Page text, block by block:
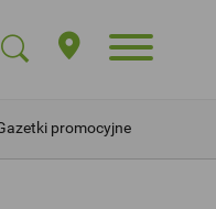
promocyjne